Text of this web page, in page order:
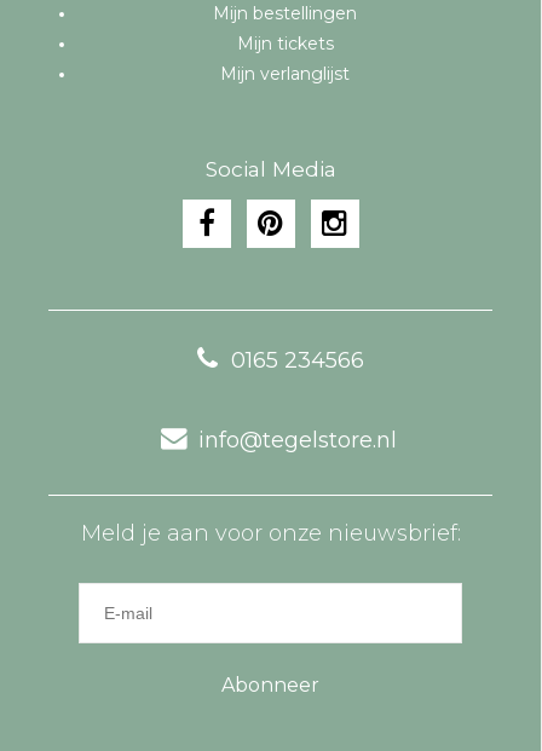
Mijn bestellingen
Mijn tickets
Mijn verlanglijst
Social Media
0165 234566
info@tegelstore.nl
Meld je aan voor onze nieuwsbrief:
Abonneer